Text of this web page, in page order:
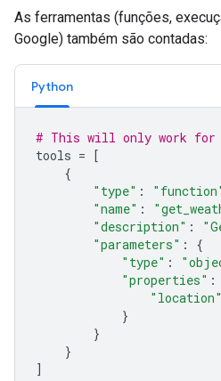
As ferramentas (funções,
Google) também são contadas:
Python
# This will only work for
tools = [
{
"type" :
"name" :
"description" :
"parameters" :
{
"type" :
"properties" :
"location"
}
}
}
]